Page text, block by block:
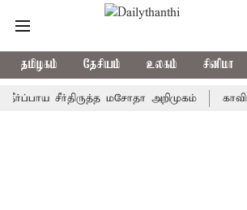
தமிழகம் தேசியம் உலகம் சினிமா
சீர்திருத்த மசோதா அறிமுகம் காவிரி நீர்